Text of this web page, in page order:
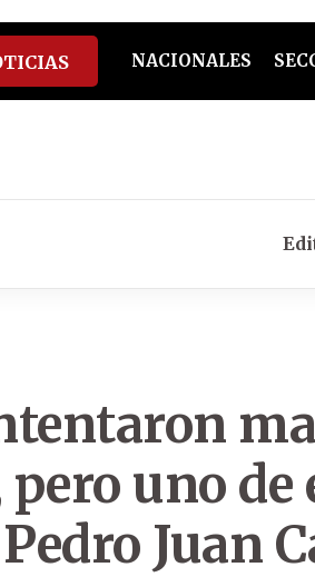
NACIONALES
uno de
Juan